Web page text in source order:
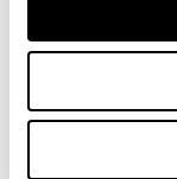
mostre as nossas
vossos modelos
fazer as malas